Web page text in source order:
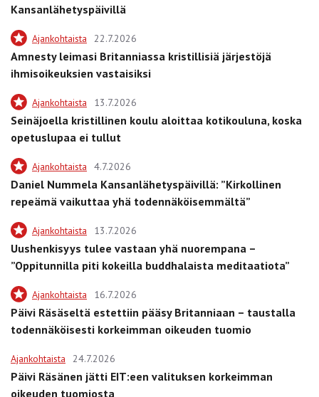
Kansanlähetyspäivillä
Ajankohtaista 22.7.2026
Amnesty leimasi Britanniassa kristillisiä järjestöjä
ihmisoikeuksien vastaisiksi
Ajankohtaista 13.7.2026
Seinäjoella kristillinen koulu aloittaa kotikouluna, koska
opetuslupaa ei tullut
Ajankohtaista 4.7.2026
Daniel Nummela Kansanlähetyspäivillä: ”Kirkollinen
repeämä vaikuttaa yhä todennäköisemmältä”
Ajankohtaista 13.7.2026
Uushenkisyys tulee vastaan yhä nuorempana –
”Oppitunnilla piti kokeilla buddhalaista meditaatiota”
Ajankohtaista 16.7.2026
Päivi Räsäseltä estettiin pääsy Britanniaan – taustalla
todennäköisesti korkeimman oikeuden tuomio
Ajankohtaista 24.7.2026
Päivi Räsänen jätti EIT:een valituksen korkeimman
oikeuden tuomiosta